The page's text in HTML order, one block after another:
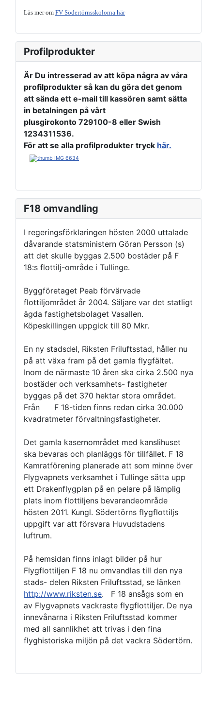
Läs mer om FV Södertörnsskolorna här
Profilprodukter
Är Du intresserad av att köpa några av våra
profilprodukter så kan du göra det genom
att sända ett e-mail till kassören samt sätta
in betalningen på vårt
plusgirokonto 729100-8 eller Swish
1234311536.
För att se alla profilprodukter tryck här.
F18 omvandling
I regeringsförklaringen hösten 2000 uttalade
dåvarande statsministern Göran Persson (s)
att det skulle byggas 2.500 bostäder på F
18:s flottilj-område i Tullinge.
Byggföretaget Peab förvärvade
flottiljområdet år 2004. Säljare var det statligt
ägda fastighetsbolaget Vasallen.
Köpeskillingen uppgick till 80 Mkr.
En ny stadsdel, Riksten Friluftsstad, håller nu
på att växa fram på det gamla flygfältet.
Inom de närmaste 10 åren ska cirka 2.500 nya
bostäder och verksamhets- fastigheter
byggas på det 370 hektar stora området.
Från F 18-tiden finns redan cirka 30.000
kvadratmeter förvaltningsfastigheter.
Det gamla kasernområdet med kanslihuset
ska bevaras och planläggs för tillfället. F 18
Kamratförening planerade att som minne över
Flygvapnets verksamhet i Tullinge sätta upp
ett Drakenflygplan på en pelare på lämplig
plats inom flottiljens bevarandeområde
hösten 2011. Kungl. Södertörns flygflottiljs
uppgift var att försvara Huvudstadens
luftrum.
På hemsidan finns inlagt bilder på hur
Flygflottiljen F 18 nu omvandlas till den nya
stads- delen Riksten Friluftsstad, se länken
http://www.riksten.se. F 18 ansågs som en
av Flygvapnets vackraste flygflottiljer. De nya
innevånarna i Riksten Friluftsstad kommer
med all sannlikhet att trivas i den fina
flyghistoriska miljön på det vackra Södertörn.